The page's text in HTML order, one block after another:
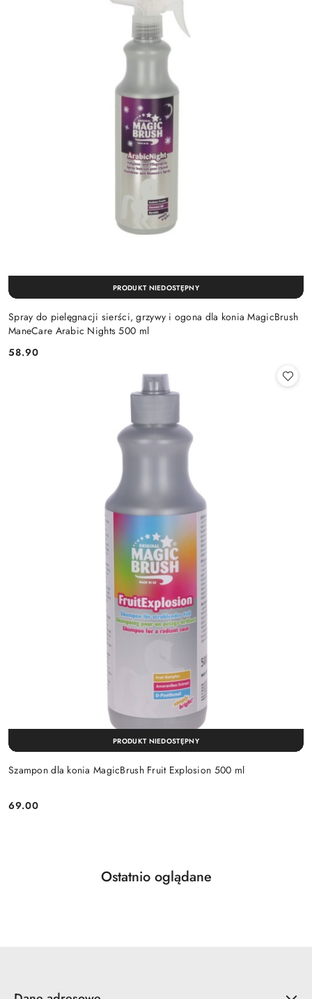
Spray do pielęgnacji sierści, grzywy i ogona dla konia MagicBrush
ManeCare Arabic Nights 500 ml
Cena:
58.90
PRODUKT NIEDOSTĘPNY
Szampon dla konia MagicBrush Fruit Explosion 500 ml
Cena:
69.00
PRODUKT NIEDOSTĘPNY
Pomiń karuzelę produktów
Produkty
Ostatnio oglądane